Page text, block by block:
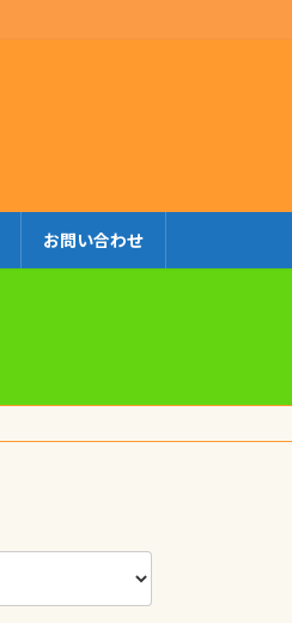
お問い合わせ